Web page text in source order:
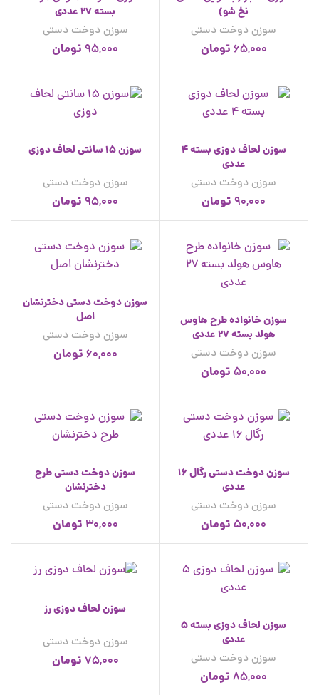
نخ شو)
سوزن دوخت دستی
65,000 تومان
بسته 27 عددی
سوزن دوخت دستی
95,000 تومان
سوزن لحاف دوزی بسته 4
عددی
سوزن دوخت دستی
90,000 تومان
سوزن 15 سانتی لحاف دوزی
سوزن دوخت دستی
95,000 تومان
سوزن خانواده طرح هاوس
هولد بسته 27 عددی
سوزن دوخت دستی
50,000 تومان
سوزن دوخت دستی دخترنشان
اصل
سوزن دوخت دستی
60,000 تومان
سوزن دوخت دستی رگال 16
عددی
سوزن دوخت دستی
50,000 تومان
سوزن دوخت دستی طرح
دخترنشان
سوزن دوخت دستی
30,000 تومان
سوزن لحاف دوزی بسته 5
عددی
سوزن دوخت دستی
85,000 تومان
سوزن لحاف دوزی رز
سوزن دوخت دستی
75,000 تومان